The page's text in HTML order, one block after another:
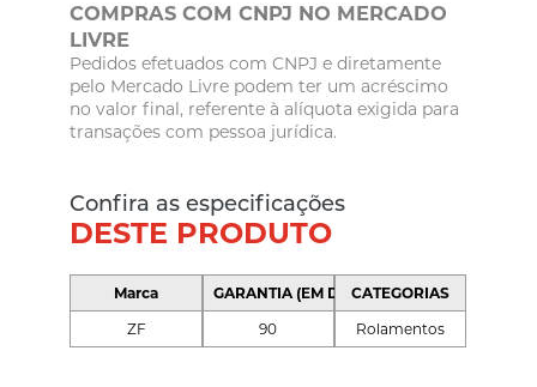
COMPRAS COM CNPJ NO MERCADO
LIVRE
Pedidos efetuados com CNPJ e diretamente
pelo Mercado Livre podem ter um acréscimo
no valor final, referente à alíquota exigida para
transações com pessoa jurídica.
Confira as especificações
DESTE PRODUTO
Marca
ZF
GARANTIA (EM DIAS)
90
CATEGORIAS
Rolamentos